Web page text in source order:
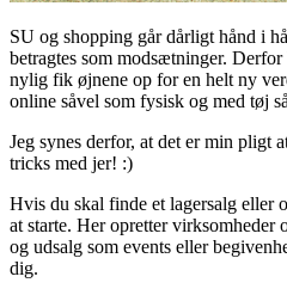
SU og shopping går dårligt hånd i
betragtes som modsætninger.
nylig fik øjnene op for en helt ny
online såvel som fysisk og med tøj
Jeg synes derfor, at det er min pligt
tricks med jer! :)
Hvis du skal finde et lagersalg eller
at starte. Her opretter virksomheder
og udsalg som events eller
dig.